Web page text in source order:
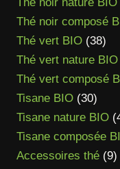
Thé noir composé
Thé vert BIO 3838
Thé vert nature BIO
Thé vert composé
Tisane BIO 3030
Tisane nature BIO
Tisane composée
Accessoires thé 99